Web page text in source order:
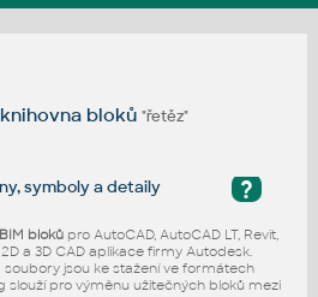
bloků"řetěz"
?
symboly a detaily
blokůpro AutoCAD, AutoCAD LT, Revit,
a 3D CAD aplikace firmy Autodesk.
soubory jsou ke stažení ve formátech
slouží pro výměnu užitečných bloků mezi